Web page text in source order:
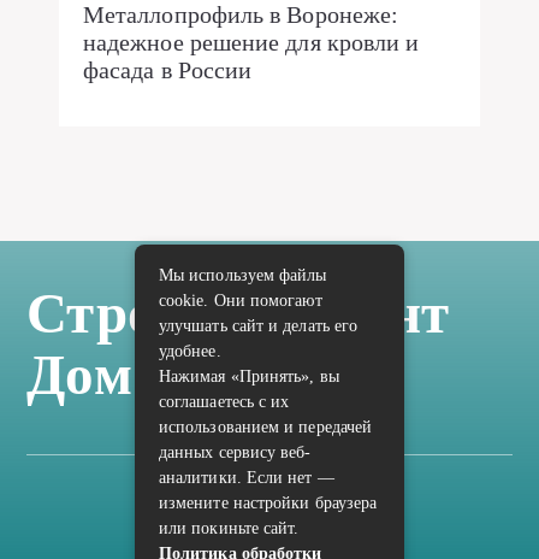
Металлопрофиль в Воронеже:
надежное решение для кровли и
фасада в России
Стройка Ремонт
Дом Отделка
Карта сайта
Политика конфиденциальности
Мы используем файлы
cookie. Они помогают
улучшать сайт и делать его
удобнее.
Нажимая «Принять», вы
соглашаетесь с их
использованием и передачей
данных сервису веб-
аналитики. Если нет —
измените настройки браузера
или покиньте сайт.
Политика обработки